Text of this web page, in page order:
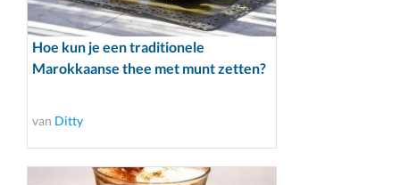
Hoe kun je een traditionele
Marokkaanse thee met munt zetten?
van Ditty